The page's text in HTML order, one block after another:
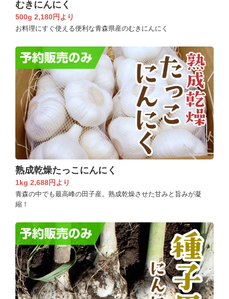
むきにんにく
500g 2,180円より
お料理にすぐ使える便利な青森県産のむきにんにく
熟成乾燥たっこにんにく
1kg 2,688円より
青森の中でも最高峰の田子産。熟成乾燥させた甘みと旨みが凝
縮！